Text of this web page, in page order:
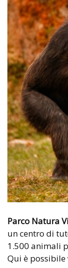
Parco Natura
un centro di
1.500 animali
Qui è possibile